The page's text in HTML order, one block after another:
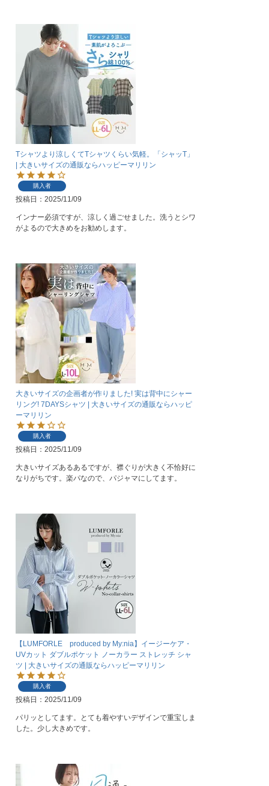
Tシャツより涼しくてTシャツくらい気軽。「シャッT」
| 大きいサイズの通販ならハッピーマリリン
購入者
投稿日 2025/11/09
インナー必須ですが、涼しく過ごせました。洗うとシワ
がよるので大きめをお勧めします。
大きいサイズの企画者が作りました! 実は背中にシャー
リング! 7DAYSシャツ | 大きいサイズの通販ならハッピ
ーマリリン
購入者
投稿日 2025/11/09
大きいサイズあるあるですが、襟ぐりが大きく不恰好に
なりがちです。楽パなので、パジャマにしてます。
【LUMFORLE produced by My:nia】イージーケア・
UVカット ダブルポケット ノーカラー ストレッチ シャ
ツ | 大きいサイズの通販ならハッピーマリリン
購入者
投稿日 2025/11/09
パリッとしてます。とても着やすいデザインで重宝しま
した。少し大きめです。